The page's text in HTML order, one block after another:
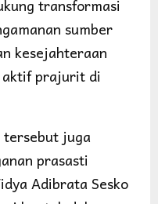
transformasi
sumber
kesejahteraan
aktif prajurit di
juga
prasasti
Adibrata Sesko